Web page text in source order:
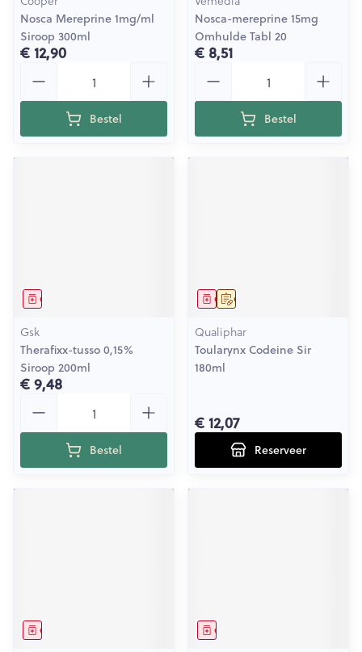
Nosca Mereprine 1mg/ml
Siroop 300ml
€ 12,90
Bestel
Nosca-mereprine 15mg
Omhulde Tabl 20
€ 8,51
Bestel
Geneesmiddel
Gsk
Therafixx-tusso 0,15%
Siroop 200ml
€ 9,48
Bestel
Op voorschrift
Geneesmiddel
Qualiphar
Toularynx Codeine Sir
180ml
€ 12,07
Reserveer
Geneesmiddel Geneesmiddel